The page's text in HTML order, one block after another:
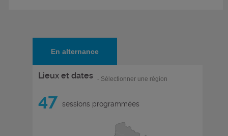
En alternance
Lieux et dates - Sélectionner une région
47 sessions programmées